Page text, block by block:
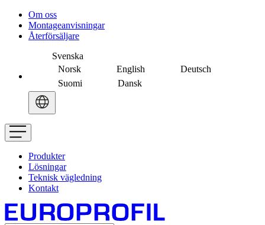
Om oss
Montageanvisningar
Återförsäljare
Svenska
Norsk
English
Deutsch
Suomi
Dansk
Produkter
Lösningar
Teknisk vägledning
Kontakt